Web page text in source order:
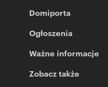
Domiporta
Ogłoszenia
Ważne informacje
Zobacz także